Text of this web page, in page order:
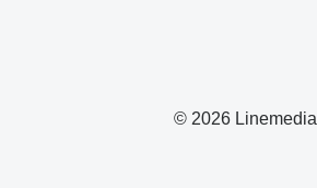
© 2026 Linemedia